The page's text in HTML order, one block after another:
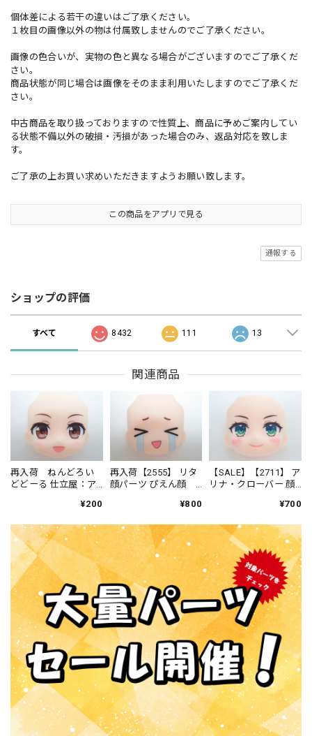
個体差による若干の違いはご了承ください。
１枚目の画像以外の物は付属致しませんのでご了承ください。
画像の色合いが、実物の色と異なる場合がございますのでご了承くだ
さい。
商品状態が同じ場合は画像をそのまま利用いたしますのでご了承くだ
さい。
中古商品を取り扱っておりますので性質上、商品に予めご案内してい
る状態不備以外の破損・汚損があった場合のみ、返品対応を致しま
す。
ご了承の上お買い求めいただきますようお願い致します。
この商品をアプリで見る
通報する
ショップの評価
すべて 8432 111 13
関連商品
再入荷 ねんどろい
どどーる 仕立屋：ア
¥200
再入荷【2555】 リタ
顔パーツ ぴえん顔
¥800
【SALE】【2711】 ア
リナ・クローバー 顔
ろいどべーしっく¥700